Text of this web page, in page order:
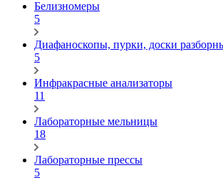
Белизномеры
5
Диафаноскопы, пурки, доски
5
Инфракрасные анализаторы
11
Лабораторные мельницы
18
Лабораторные прессы
5